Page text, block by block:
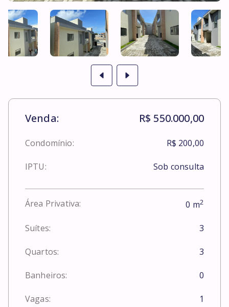
Venda: R$ 550.000,00
Condomínio: R$ 200,00
IPTU: Sob consulta
Área Privativa: 0 m2
Suítes: 3
Quartos: 3
Banheiros: 0
Vagas: 1